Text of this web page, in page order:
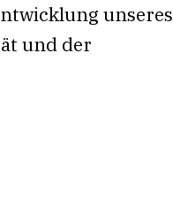
unseres
und der